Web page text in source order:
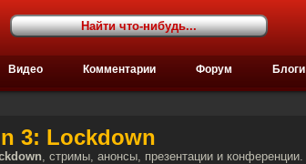
Видео Комментарии Форум Блоги
3: Lockdown
, стримы, анонсы, презентации и конференции.